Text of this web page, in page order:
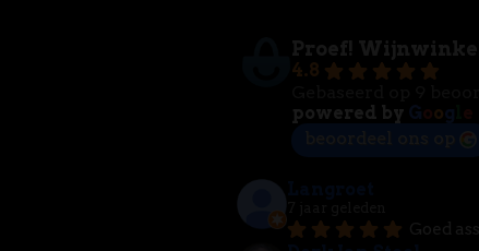
4.8
powered by
o